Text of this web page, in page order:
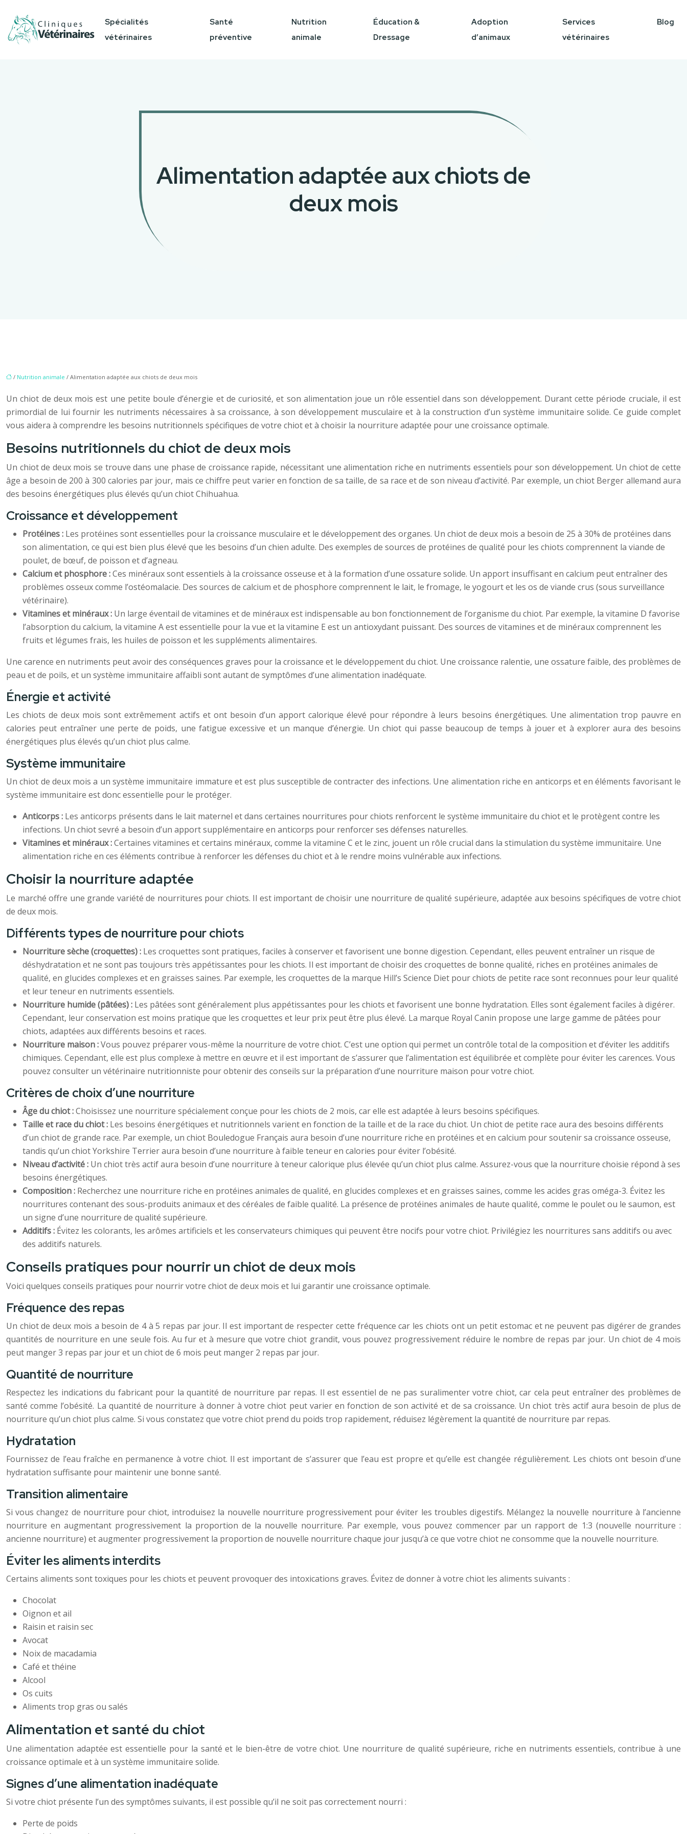
Spécialités
vétérinaires
Santé
préventive
Nutrition
animale
Éducation &
Dressage
Adoption
d’animaux
Services
vétérinaires
Blog
Alimentation adaptée aux chiots de
deux mois
/ Nutrition animale / Alimentation adaptée aux chiots de deux mois
Un chiot de deux mois est une petite boule d’énergie et de curiosité, et son alimentation joue un rôle essentiel dans son développement. Durant cette période cruciale, il est
primordial de lui fournir les nutriments nécessaires à sa croissance, à son développement musculaire et à la construction d’un système immunitaire solide. Ce guide complet
vous aidera à comprendre les besoins nutritionnels spécifiques de votre chiot et à choisir la nourriture adaptée pour une croissance optimale.
Besoins nutritionnels du chiot de deux mois
Un chiot de deux mois se trouve dans une phase de croissance rapide, nécessitant une alimentation riche en nutriments essentiels pour son développement. Un chiot de cette
âge a besoin de 200 à 300 calories par jour, mais ce chiffre peut varier en fonction de sa taille, de sa race et de son niveau d’activité. Par exemple, un chiot Berger allemand aura
des besoins énergétiques plus élevés qu’un chiot Chihuahua.
Croissance et développement
Protéines : Les protéines sont essentielles pour la croissance musculaire et le développement des organes. Un chiot de deux mois a besoin de 25 à 30% de protéines dans
son alimentation, ce qui est bien plus élevé que les besoins d’un chien adulte. Des exemples de sources de protéines de qualité pour les chiots comprennent la viande de
poulet, de bœuf, de poisson et d’agneau.
Calcium et phosphore :Ces minéraux sont essentiels à la croissance osseuse et à la formation d’une ossature solide. Un apport insuffisant en calcium peut entraîner des
problèmes osseux comme l’ostéomalacie. Des sources de calcium et de phosphore comprennent le lait, le fromage, le yogourt et les os de viande crus (sous surveillance
vétérinaire).
Vitamines et minéraux : Un large éventail de vitamines et de minéraux est indispensable au bon fonctionnement de l’organisme du chiot. Par exemple, la vitamine D favorise
l’absorption du calcium, la vitamine A est essentielle pour la vue et la vitamine E est un antioxydant puissant. Des sources de vitamines et de minéraux comprennent les
fruits et légumes frais, les huiles de poisson et les suppléments alimentaires.
Une carence en nutriments peut avoir des conséquences graves pour la croissance et le développement du chiot. Une croissance ralentie, une ossature faible, des problèmes de
peau et de poils, et un système immunitaire affaibli sont autant de symptômes d’une alimentation inadéquate.
Énergie et activité
Les chiots de deux mois sont extrêmement actifs et ont besoin d’un apport calorique élevé pour répondre à leurs besoins énergétiques. Une alimentation trop pauvre en
calories peut entraîner une perte de poids, une fatigue excessive et un manque d’énergie. Un chiot qui passe beaucoup de temps à jouer et à explorer aura des besoins
énergétiques plus élevés qu’un chiot plus calme.
Système immunitaire
Un chiot de deux mois a un système immunitaire immature et est plus susceptible de contracter des infections. Une alimentation riche en anticorps et en éléments favorisant le
système immunitaire est donc essentielle pour le protéger.
Anticorps : Les anticorps présents dans le lait maternel et dans certaines nourritures pour chiots renforcent le système immunitaire du chiot et le protègent contre les
infections. Un chiot sevré a besoin d’un apport supplémentaire en anticorps pour renforcer ses défenses naturelles.
Vitamines et minéraux :Certaines vitamines et certains minéraux, comme la vitamine C et le zinc, jouent un rôle crucial dans la stimulation du système immunitaire. Une
alimentation riche en ces éléments contribue à renforcer les défenses du chiot et à le rendre moins vulnérable aux infections.
Choisir la nourriture adaptée
Le marché offre une grande variété de nourritures pour chiots. Il est important de choisir une nourriture de qualité supérieure, adaptée aux besoins spécifiques de votre chiot
de deux mois.
Différents types de nourriture pour chiots
Nourriture sèche (croquettes) : Les croquettes sont pratiques, faciles à conserver et favorisent une bonne digestion. Cependant, elles peuvent entraîner un risque de
déshydratation et ne sont pas toujours très appétissantes pour les chiots. Il est important de choisir des croquettes de bonne qualité, riches en protéines animales de
qualité, en glucides complexes et en graisses saines. Par exemple, les croquettes de la marque Hill’s Science Diet pour chiots de petite race sont reconnues pour leur qualité
et leur teneur en nutriments essentiels.
Nourriture humide (pâtées) : Les pâtées sont généralement plus appétissantes pour les chiots et favorisent une bonne hydratation. Elles sont également faciles à digérer.
Cependant, leur conservation est moins pratique que les croquettes et leur prix peut être plus élevé. La marque Royal Canin propose une large gamme de pâtées pour
chiots, adaptées aux différents besoins et races.
Nourriture maison :Vous pouvez préparer vous-même la nourriture de votre chiot. C’est une option qui permet un contrôle total de la composition et d’éviter les additifs
chimiques. Cependant, elle est plus complexe à mettre en œuvre et il est important de s’assurer que l’alimentation est équilibrée et complète pour éviter les carences. Vous
pouvez consulter un vétérinaire nutritionniste pour obtenir des conseils sur la préparation d’une nourriture maison pour votre chiot.
Critères de choix d’une nourriture
Âge du chiot :Choisissez une nourriture spécialement conçue pour les chiots de 2 mois, car elle est adaptée à leurs besoins spécifiques.
Taille et race du chiot : Les besoins énergétiques et nutritionnels varient en fonction de la taille et de la race du chiot. Un chiot de petite race aura des besoins différents
d’un chiot de grande race. Par exemple, un chiot Bouledogue Français aura besoin d’une nourriture riche en protéines et en calcium pour soutenir sa croissance osseuse,
tandis qu’un chiot Yorkshire Terrier aura besoin d’une nourriture à faible teneur en calories pour éviter l’obésité.
Niveau d’activité : Un chiot très actif aura besoin d’une nourriture à teneur calorique plus élevée qu’un chiot plus calme. Assurez-vous que la nourriture choisie répond à ses
besoins énergétiques.
Composition : Recherchez une nourriture riche en protéines animales de qualité, en glucides complexes et en graisses saines, comme les acides gras oméga-3. Évitez les
nourritures contenant des sous-produits animaux et des céréales de faible qualité. La présence de protéines animales de haute qualité, comme le poulet ou le saumon, est
un signe d’une nourriture de qualité supérieure.
Additifs : Évitez les colorants, les arômes artificiels et les conservateurs chimiques qui peuvent être nocifs pour votre chiot. Privilégiez les nourritures sans additifs ou avec
des additifs naturels.
Conseils pratiques pour nourrir un chiot de deux mois
Voici quelques conseils pratiques pour nourrir votre chiot de deux mois et lui garantir une croissance optimale.
Fréquence des repas
Un chiot de deux mois a besoin de 4 à 5 repas par jour. Il est important de respecter cette fréquence car les chiots ont un petit estomac et ne peuvent pas digérer de grandes
quantités de nourriture en une seule fois. Au fur et à mesure que votre chiot grandit, vous pouvez progressivement réduire le nombre de repas par jour. Un chiot de 4 mois
peut manger 3 repas par jour et un chiot de 6 mois peut manger 2 repas par jour.
Quantité de nourriture
Respectez les indications du fabricant pour la quantité de nourriture par repas. Il est essentiel de ne pas suralimenter votre chiot, car cela peut entraîner des problèmes de
santé comme l’obésité. La quantité de nourriture à donner à votre chiot peut varier en fonction de son activité et de sa croissance. Un chiot très actif aura besoin de plus de
nourriture qu’un chiot plus calme. Si vous constatez que votre chiot prend du poids trop rapidement, réduisez légèrement la quantité de nourriture par repas.
Hydratation
Fournissez de l’eau fraîche en permanence à votre chiot. Il est important de s’assurer que l’eau est propre et qu’elle est changée régulièrement. Les chiots ont besoin d’une
hydratation suffisante pour maintenir une bonne santé.
Transition alimentaire
Si vous changez de nourriture pour chiot, introduisez la nouvelle nourriture progressivement pour éviter les troubles digestifs. Mélangez la nouvelle nourriture à l’ancienne
nourriture en augmentant progressivement la proportion de la nouvelle nourriture. Par exemple, vous pouvez commencer par un rapport de 1:3 (nouvelle nourriture :
ancienne nourriture) et augmenter progressivement la proportion de nouvelle nourriture chaque jour jusqu’à ce que votre chiot ne consomme que la nouvelle nourriture.
Éviter les aliments interdits
Certains aliments sont toxiques pour les chiots et peuvent provoquer des intoxications graves. Évitez de donner à votre chiot les aliments suivants :
Chocolat
Oignon et ail
Raisin et raisin sec
Avocat
Noix de macadamia
Café et théine
Alcool
Os cuits
Aliments trop gras ou salés
Alimentation et santé du chiot
Une alimentation adaptée est essentielle pour la santé et le bien-être de votre chiot. Une nourriture de qualité supérieure, riche en nutriments essentiels, contribue à une
croissance optimale et à un système immunitaire solide.
Signes d’une alimentation inadéquate
Si votre chiot présente l’un des symptômes suivants, il est possible qu’il ne soit pas correctement nourri :
Perte de poids